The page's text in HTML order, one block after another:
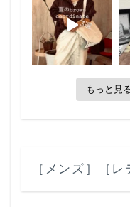
もっと見
［メンズ］ ［